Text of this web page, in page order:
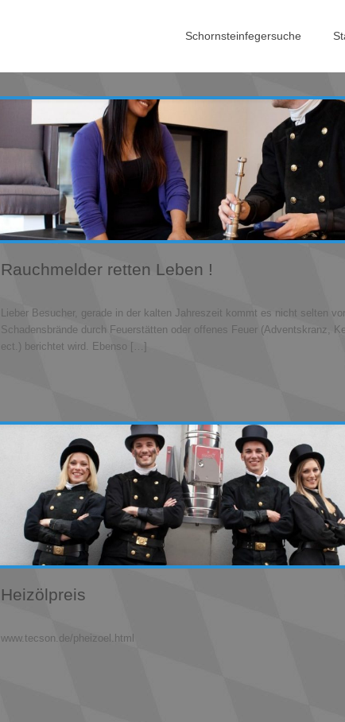
Schornsteinfegersuche
Rauchmelder retten Leben !
Lieber Besucher, gerade in der kalten Jahreszeit kommt es nicht selten
Schadensbrände durch Feuerstätten oder offenes Feuer (Adventskranz,
ect.) berichtet wird. Ebenso […]
Heizölpreis
www.tecson.de/pheizoel.html